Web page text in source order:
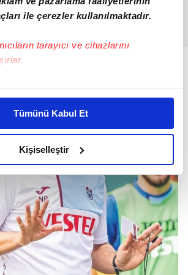
ile çerezler kullanılmaktadır.
tarayıcı ve cihazlarını
halinde sizlere özel
yaşatabiliriz. Bunu yaparken
daha iyi bir reklam deneyimi sunmak
en iyi içerikleri sunabilmek adına
gösterdiğimizi ve bu noktada,
karşılamak noktasında tek gelir
sizlere hatırlatmak isteriz.
bu çerezlere izin vermedikleri
hedefli reklamlar
Tümünü Kabul Et
Kişiselleştir